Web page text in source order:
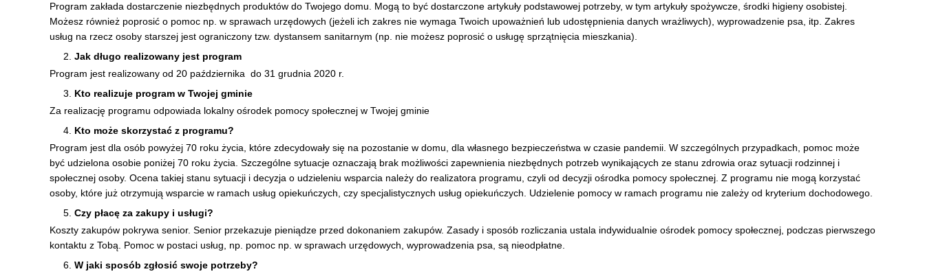
Program zakłada dostarczenie niezbędnych produktów do Twojego domu. Mogą to być dostarczone artykuły podstawowej potrzeby, w tym artykuły spożywcze, środki higieny osobistej.
Możesz również poprosić o pomoc np. w sprawach urzędowych (jeżeli ich zakres nie wymaga Twoich upoważnień lub udostępnienia danych wrażliwych), wyprowadzenie psa, itp. Zakres
usług na rzecz osoby starszej jest ograniczony tzw. dystansem sanitarnym (np. nie możesz poprosić o usługę sprzątnięcia mieszkania).
Jak długo realizowany jest program
Program jest realizowany od 20 października do 31 grudnia 2020 r.
Kto realizuje program w Twojej gminie
Za realizację programu odpowiada lokalny ośrodek pomocy społecznej w Twojej gminie
Kto może skorzystać z programu?
Program jest dla osób powyżej 70 roku życia, które zdecydowały się na pozostanie w domu, dla własnego bezpieczeństwa w czasie pandemii. W szczególnych przypadkach, pomoc może
być udzielona osobie poniżej 70 roku życia. Szczególne sytuacje oznaczają brak możliwości zapewnienia niezbędnych potrzeb wynikających ze stanu zdrowia oraz sytuacji rodzinnej i
społecznej osoby. Ocena takiej stanu sytuacji i decyzja o udzieleniu wsparcia należy do realizatora programu, czyli od decyzji ośrodka pomocy społecznej. Z programu nie mogą korzystać
osoby, które już otrzymują wsparcie w ramach usług opiekuńczych, czy specjalistycznych usług opiekuńczych. Udzielenie pomocy w ramach programu nie zależy od kryterium dochodowego.
Czy płacę za zakupy i usługi?
Koszty zakupów pokrywa senior. Senior przekazuje pieniądze przed dokonaniem zakupów. Zasady i sposób rozliczania ustala indywidualnie ośrodek pomocy społecznej, podczas pierwszego
kontaktu z Tobą. Pomoc w postaci usług, np. pomoc np. w sprawach urzędowych, wyprowadzenia psa, są nieodpłatne.
W jaki sposób zgłosić swoje potrzeby?